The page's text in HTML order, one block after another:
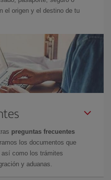
el origen y el destino de tu
preguntas frecuentes
los documentos que
como los trámites
y aduanas.